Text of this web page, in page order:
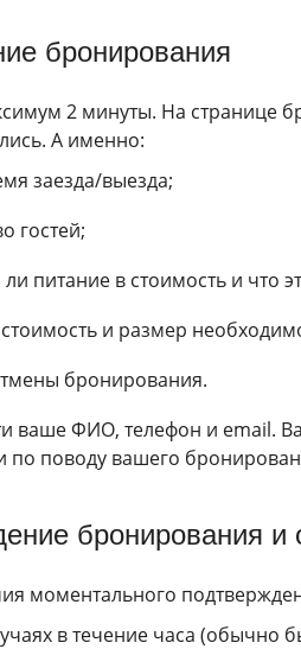
бронирования
2 минуты. На странице
А именно:
заезда/выезда;
гостей;
питание в стоимость и что
и размер
бронирования.
ваше ФИО, телефон и email.
по поводу вашего
бронирования и
моментального
в течение часа (обычно